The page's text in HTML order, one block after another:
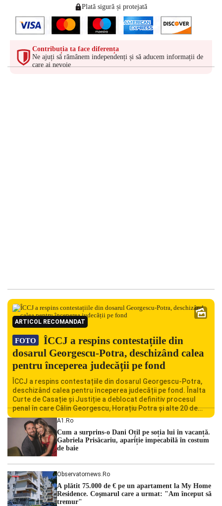
Plată sigură și protejată
Contribuția ta face diferența
Ne ajuți să rămânem independenți și să aducem informații de
care ai nevoie
ARTICOL RECOMANDAT
FOTO
ÎCCJ a respins contestațiile din
dosarul Georgescu-Potra, deschizând calea
pentru începerea judecății pe fond
ÎCCJ a respins contestațiile din dosarul Georgescu-Potra,
deschizând calea pentru începerea judecății pe fond. Înalta
Curte de Casație și Justiție a deblocat definitiv procesul
penal în care Călin Georgescu, Horațiu Potra și alte 20 de
persoane sunt acuzați de acțiuni îndreptate împotriva
ordinii constituționale. În ședința din camera preliminară,
judecătorii de la instanța supremă au […]
A1.ro
Cum a surprins-o Dani Oțil pe soția lui în vacanță.
Gabriela Prisăcariu, apariție impecabilă în costum
de baie
Observatornews.ro
A plătit 75.000 de € pe un apartament la My Home
Residence. Coşmarul care a urmat: "Am început să
tremur"